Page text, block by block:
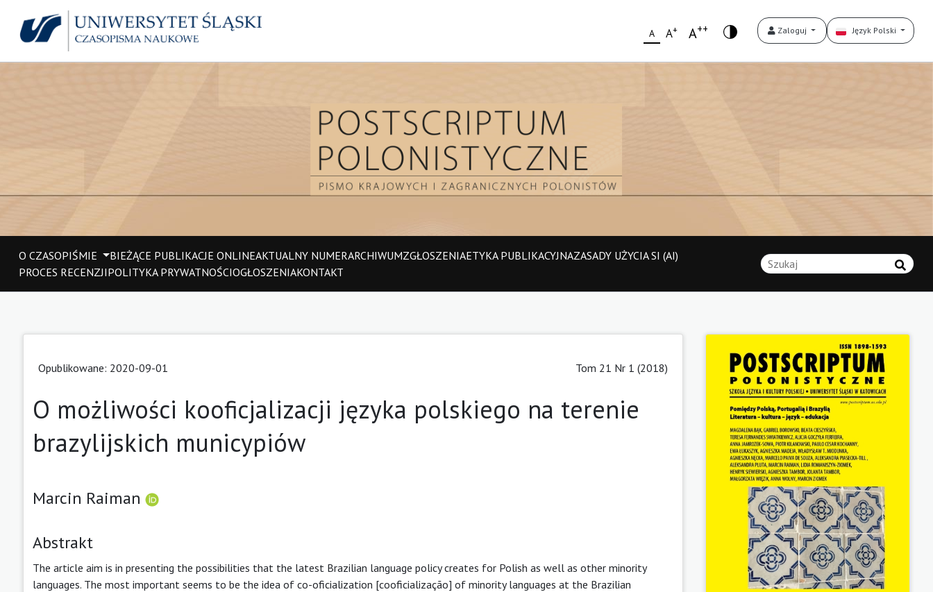
A A+ A++ Zaloguj Język Polski
O CZASOPIŚMIE BIEŻĄCE PUBLIKACJE ONLINEAKTUALNY NUMERARCHIWUMZGŁOSZENIAETYKA PUBLIKACYJNAZASADY UŻYCIA SI (AI)
PROCES RECENZJIPOLITYKA PRYWATNOŚCIOGŁOSZENIAKONTAKT
Opublikowane: 2020-09-01 Tom 21 Nr 1 (2018)
O możliwości kooficjalizacji języka polskiego na terenie
brazylijskich municypiów
Marcin Raiman
Abstrakt
The article aim is in presenting the possibilities that the latest Brazilian language policy creates for Polish as well as other minority
languages. The most important seems to be the idea of co-oficialization [cooficialização] of minority languages at the Brazilian